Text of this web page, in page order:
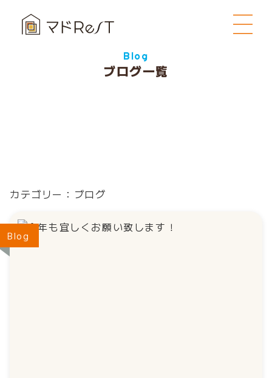
Blog
ブログ一覧
カテゴリー：ブログ
Blog